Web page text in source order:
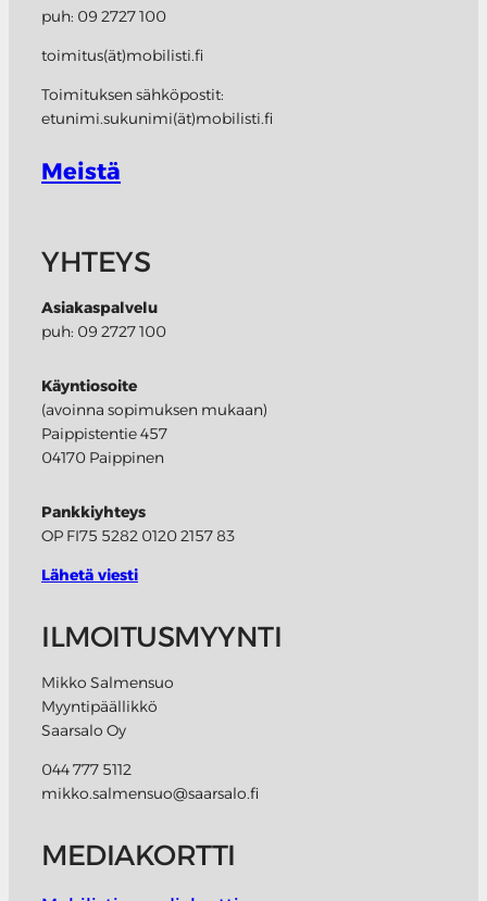
puh: 09 2727 100
toimitus(ät)mobilisti.fi
Toimituksen sähköpostit:
etunimi.sukunimi(ät)mobilisti.fi
Meistä
YHTEYS
Asiakaspalvelu
puh: 09 2727 100
Käyntiosoite
(avoinna sopimuksen mukaan)
Paippistentie 457
04170 Paippinen
Pankkiyhteys
OP FI75 5282 0120 2157 83
Lähetä viesti
ILMOITUSMYYNTI
Mikko Salmensuo
Myyntipäällikkö
Saarsalo Oy
044 777 5112
mikko.salmensuo@saarsalo.fi
MEDIAKORTTI